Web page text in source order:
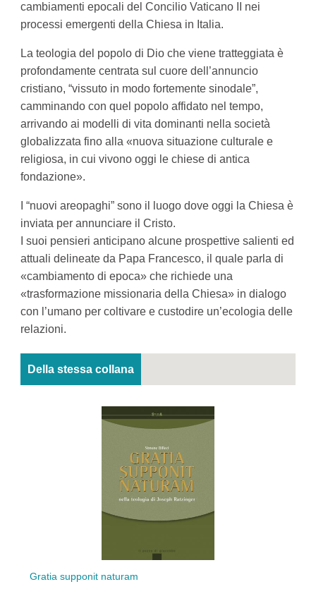
cambiamenti epocali del Concilio Vaticano II nei
processi emergenti della Chiesa in Italia.
La teologia del popolo di Dio che viene tratteggiata è
profondamente centrata sul cuore dell’annuncio
cristiano, “vissuto in modo fortemente sinodale”,
camminando con quel popolo affidato nel tempo,
arrivando ai modelli di vita dominanti nella società
globalizzata fino alla «nuova situazione culturale e
religiosa, in cui vivono oggi le chiese di antica
fondazione».
I “nuovi areopaghi” sono il luogo dove oggi la Chiesa è
inviata per annunciare il Cristo.
I suoi pensieri anticipano alcune prospettive salienti ed
attuali delineate da Papa Francesco, il quale parla di
«cambiamento di epoca» che richiede una
«trasformazione missionaria della Chiesa» in dialogo
con l’umano per coltivare e custodire un’ecologia delle
relazioni.
Della stessa collana
supponit naturam